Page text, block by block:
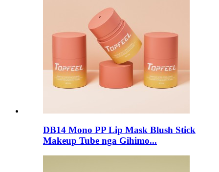
DB14 Mono PP Lip Mask Blush Stick
Makeup Tube nga Gihimo...